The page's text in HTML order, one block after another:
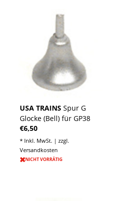
USA TRAINS Spur G
Glocke (Bell) für GP38
€6,50
* Inkl. MwSt. | zzgl.
Versandkosten
NICHT VORRÄTIG